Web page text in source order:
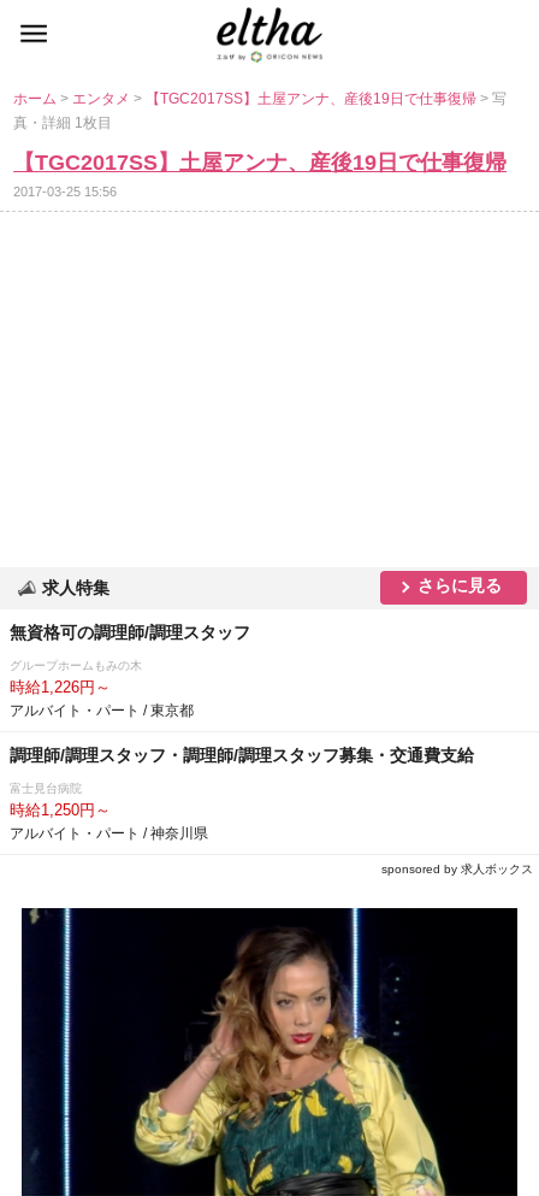
ホーム> エンタメ> 【TGC2017SS】土屋アンナ、産後19日で仕事復帰> 写
真・詳細 1枚目
【TGC2017SS】土屋アンナ、産後19日で仕事復帰
2017-03-25 15:56
求人特集 さらに見る
無資格可の調理師/調理スタッフ
グループホームもみの木
時給1,226円～
アルバイト・パート / 東京都
調理師/調理スタッフ・調理師/調理スタッフ募集・交通費支給
富士見台病院
時給1,250円～
アルバイト・パート / 神奈川県
sponsored by 求人ボックス